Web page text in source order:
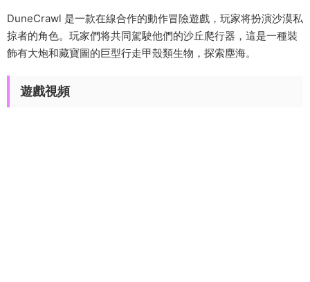
DuneCrawl 是一款在線合作的動作冒險遊戲，玩家将扮演沙漠私
掠者的角色。玩家們将共同駕駛他們的沙丘爬行器，這是一種裝
飾有大炮和藏寶圖的巨型行走甲殼類生物，探索塵海。
遊戲視頻